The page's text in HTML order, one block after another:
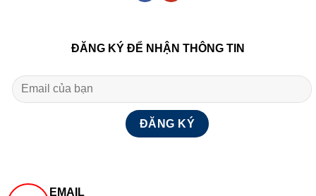
ĐĂNG KÝ ĐỂ NHẬN THÔNG TIN
EMAIL